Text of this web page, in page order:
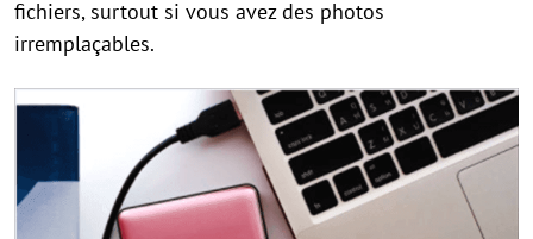
fichiers, surtout si vous avez des photos
irremplaçables.